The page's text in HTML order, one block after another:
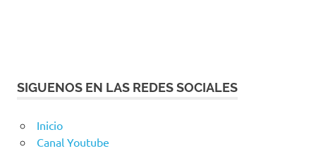
SIGUENOS EN LAS REDES SOCIALES
Inicio
Canal Youtube